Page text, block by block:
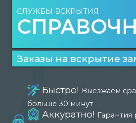
СЛУЖБЫ ВСКРЫТИЯ
Заказы на вскрытие
Быстро! Выезжаем
больше 30 минут
Аккуратно! Гарантия